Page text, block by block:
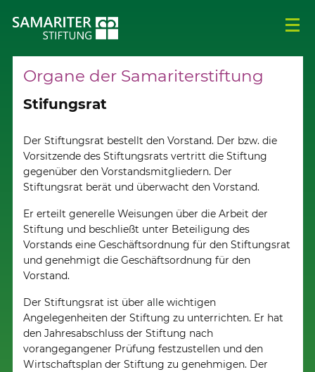
Organe der Samariterstiftung
Stifungsrat
Der Stiftungsrat bestellt den Vorstand. Der bzw. die
Vorsitzende des Stiftungsrats vertritt die Stiftung
gegenüber den Vorstandsmitgliedern. Der
Stiftungsrat berät und überwacht den Vorstand.
Er erteilt generelle Weisungen über die Arbeit der
Stiftung und beschließt unter Beteiligung des
Vorstands eine Geschäftsordnung für den Stiftungsrat
und genehmigt die Geschäftsordnung für den
Vorstand.
Der Stiftungsrat ist über alle wichtigen
Angelegenheiten der Stiftung zu unterrichten. Er hat
den Jahresabschluss der Stiftung nach
vorangegangener Prüfung festzustellen und den
Wirtschaftsplan der Stiftung zu genehmigen. Der